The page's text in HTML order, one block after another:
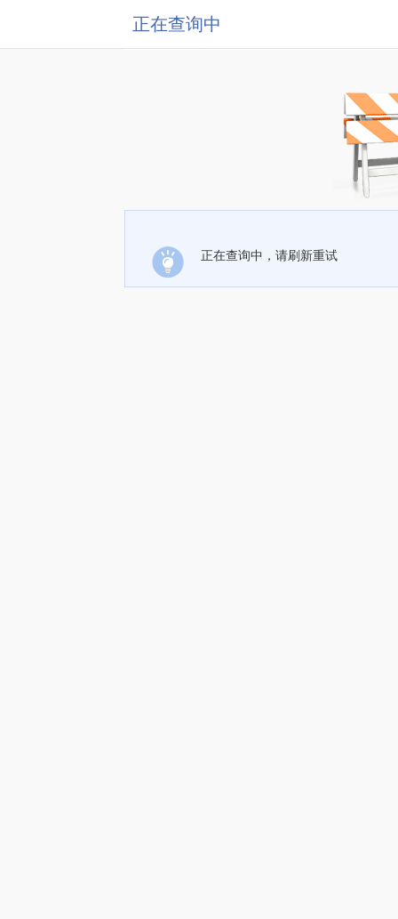
正在查询中
正在查询中，请刷新重试